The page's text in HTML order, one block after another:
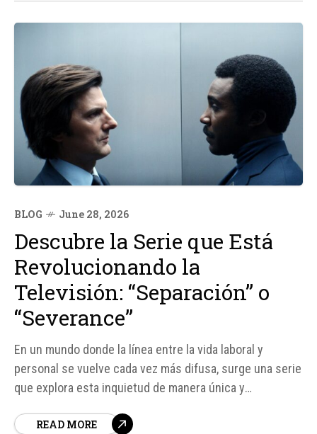
BLOG June 28, 2026
Descubre la Serie que Está
Revolucionando la
Televisión: “Separación” o
“Severance”
En un mundo donde la línea entre la vida laboral y
personal se vuelve cada vez más difusa, surge una serie
que explora esta inquietud de manera única y
"Severance", es la producción que todos están
READ MORE